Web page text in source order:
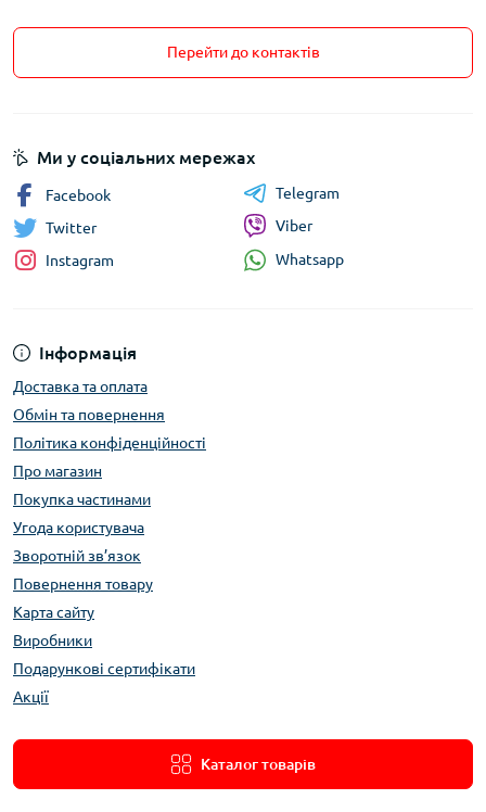
Перейти до контактів
Інформація
Доставка та оплата
Обмін та повернення
Політика конфіденційності
Про магазин
Покупка частинами
Угода користувача
Зворотній зв’язок
Повернення товару
Карта сайту
Виробники
Подарункові сертифікати
Акції
Каталог товарів
Ми у соціальних мережах
Facebook
Twitter
Instagram
Telegram
Viber
Whatsapp